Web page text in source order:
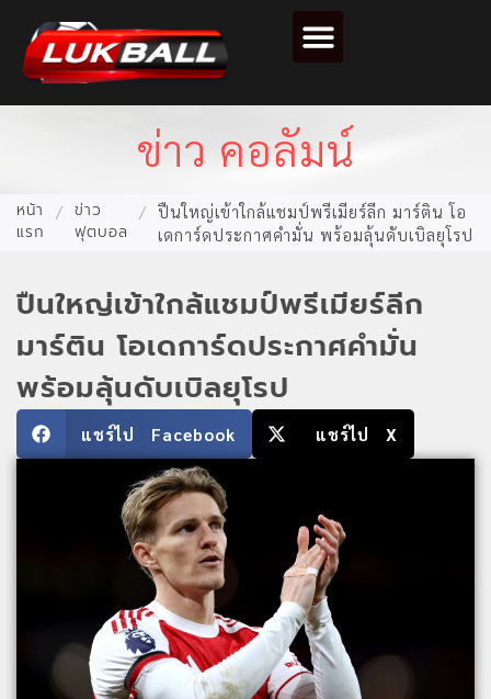
ข่าว คอลัมน์
หน้า
แรก
/ ข่าว
ฟุตบอล
/ ปืนใหญ่เข้าใกล้แชมป์พรีเมียร์ลีก มาร์ติน โอ
เดการ์ดประกาศคำมั่น พร้อมลุ้นดับเบิลยุโรป
ปืนใหญ่เข้าใกล้แชมป์พรีเมียร์ลีก
มาร์ติน โอเดการ์ดประกาศคำมั่น
พร้อมลุ้นดับเบิลยุโรป
แชร์ไป Facebook แชร์ไป X